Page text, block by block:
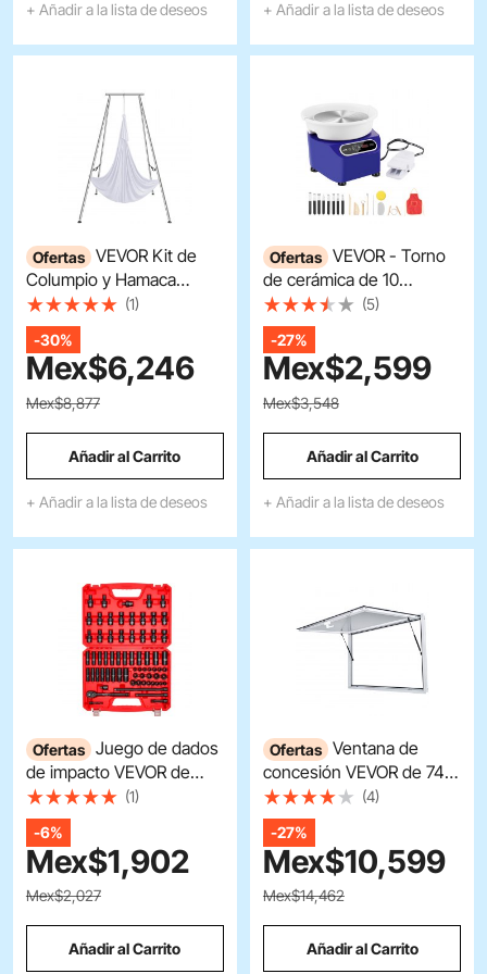
+ Añadir a la lista de deseos + Añadir a la lista de deseos
Ofertas VEVOR Kit de
Columpio y Hamaca
Aérea para Yoga, Soporte
de Yoga Profesional 295
cm de Altura, Hamaca
Blanca de 6x2,6 m,
Capacidad de Carga
Máxima de 250 kg, para
Fitness, Culturismo,
Pilates, Blanco
(1)
-30%
Mex$6,246
Mex$8,877
Añadir al Carrito
+ Añadir a la lista de deseos
Ofertas VEVOR - Torno
de cerámica de 10
pulgadas, torno eléctrico
de 350 W con pedal y
pantalla táctil LCD, rueda
de cerámica de
accionamiento directo
con herramientas de
modelado para
manualidades, color azul
(5)
-27%
Mex$2,599
Mex$3,548
Añadir al Carrito
+ Añadir a la lista de deseos
Ofertas Juego de dados
de impacto VEVOR de
3/8", 67 piezas, 6 puntas,
SAE (5/16" a 3/4") y
métrico (8 mm a 19 mm),
dados giratorios,
adaptadores, acero Cr-V y
Cr-Mo, estuche de
transporte.
(1)
-6%
Mex$1,902
Mex$2,027
Añadir al Carrito
Ofertas Ventana de
concesión VEVOR de 74 x
40 pulgadas, puerta con
ventana para puesto de
comida con cerradura de
horquilla de doble punto,
puerta de toldo de hasta
85 grados para camiones
de comida, vidrio no
incluido
(4)
-27%
Mex$10,599
Mex$14,462
Añadir al Carrito